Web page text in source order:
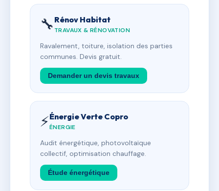
🔧 Rénov Habitat
TRAVAUX & RÉNOVATION
Ravalement, toiture, isolation des parties
communes. Devis gratuit.
Demander un devis travaux
⚡Énergie Verte Copro
ÉNERGIE
Audit énergétique, photovoltaïque
collectif, optimisation chauffage.
Étude énergétique